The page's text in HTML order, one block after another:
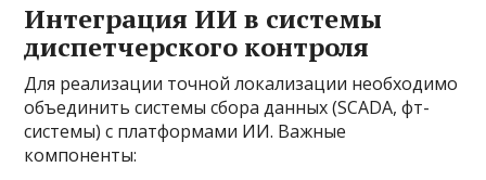
Интеграция ИИ в системы
диспетчерского контроля
Для реализации точной локализации необходимо
объединить системы сбора данных (SCADA, фт-
системы) с платформами ИИ. Важные
компоненты: